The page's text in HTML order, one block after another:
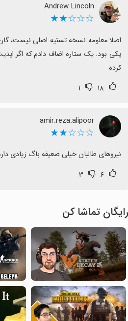
Andrew Lincoln
☆☆☆★★
کرده
۱۸ ۱
amir.reza.alipoor
☆☆☆★★
نیروهای طالبان خیلی ضعیفه باگ زیادی
۶ ۳
رایگان تماشا کن